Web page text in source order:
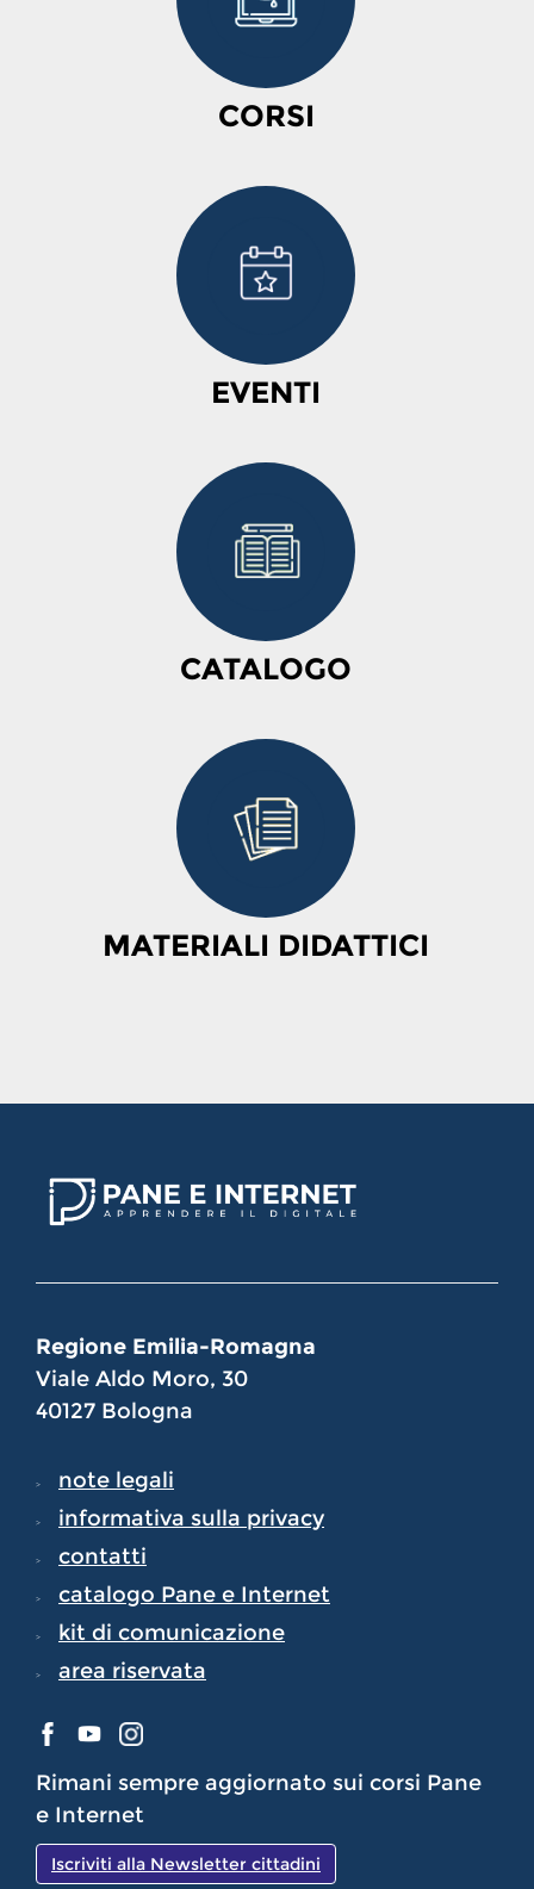
CORSI
EVENTI
CATALOGO
MATERIALI DIDATTICI
Regione Emilia-Romagna
Viale Aldo Moro, 30
40127 Bologna
note legali
informativa sulla privacy
contatti
catalogo Pane e Internet
kit di comunicazione
area riservata
Rimani sempre aggiornato sui corsi Pane
e Internet
Iscriviti alla Newsletter cittadini